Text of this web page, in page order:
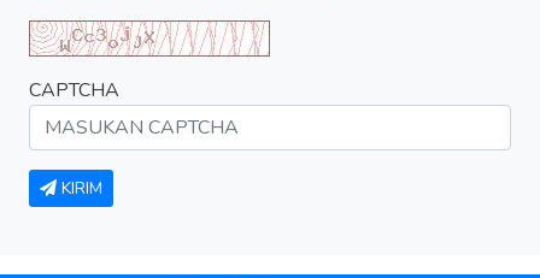
CAPTCHA
KIRIM